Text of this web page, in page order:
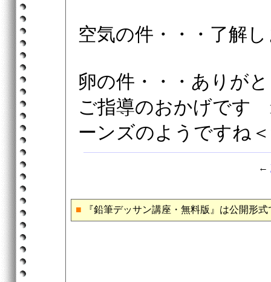
空気の件・・・了解
卵の件・・・ありが
ご指導のおかげです
ーンズのようですね
←
■ 『鉛筆デッサン講座・無料版』は公開形